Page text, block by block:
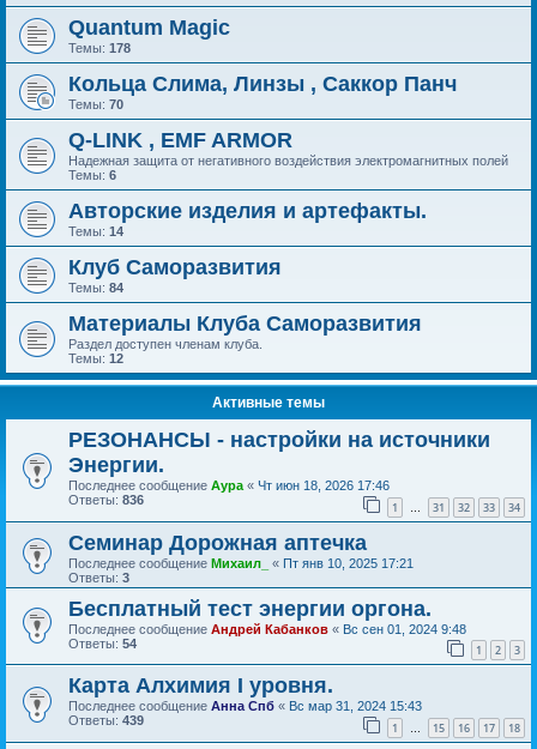
Quantum Magic
Темы: 178
Кольца Слима, Линзы , Саккор Панч
Темы: 70
Q-LINK , EMF ARMOR
Надежная защита от негативного воздействия электромагнитных полей
Темы: 6
Авторские изделия и артефакты.
Темы: 14
Клуб Саморазвития
Темы: 84
Материалы Клуба Саморазвития
Раздел доступен членам клуба.
Темы: 12
Активные темы
РЕЗОНАНСЫ - настройки на источники
Энергии.
Последнее сообщение Аура « Чт июн 18, 2026 17:46
Ответы: 836 1 … 31 32 33 34
Семинар Дорожная аптечка
Последнее сообщение Михаил_ « Пт янв 10, 2025 17:21
Ответы: 3
Бесплатный тест энергии оргона.
Последнее сообщение Андрей Кабанков « Вс сен 01, 2024 9:48
Ответы: 54 1 2 3
Карта Алхимия I уровня.
Последнее сообщение Анна Спб « Вс мар 31, 2024 15:43
Ответы: 439 1 … 15 16 17 18